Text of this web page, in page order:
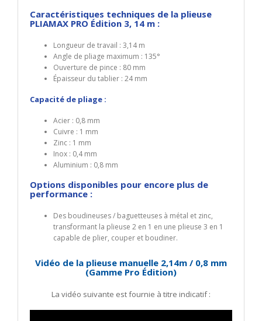
Caractéristiques techniques de la plieuse
PLIAMAX PRO Édition 3, 14 m :
Longueur de travail : 3,14 m
Angle de pliage maximum : 135°
Ouverture de pince : 80 mm
Épaisseur du tablier : 24 mm
Capacité de pliage :
Acier : 0,8 mm
Cuivre : 1 mm
Zinc : 1 mm
Inox : 0,4 mm
Aluminium : 0,8 mm
Options disponibles pour encore plus de
performance :
Des boudineuses / baguetteuses à métal et zinc,
transformant la plieuse 2 en 1 en une plieuse 3 en 1
capable de plier, couper et boudiner.
Vidéo de la plieuse manuelle 2,14m / 0,8 mm
(Gamme Pro Édition)
La vidéo suivante est fournie à titre indicatif :